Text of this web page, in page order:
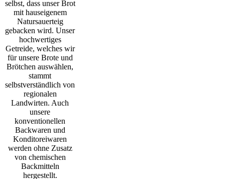
selbst, dass unser Brot
mit hauseigenem
Natursauerteig
gebacken wird. Unser
hochwertiges
Getreide, welches wir
für unsere Brote und
Brötchen auswählen,
stammt
selbstverständlich von
regionalen
Landwirten. Auch
unsere
konventionellen
Backwaren und
Konditoreiwaren
werden ohne Zusatz
von chemischen
Backmitteln
hergestellt.